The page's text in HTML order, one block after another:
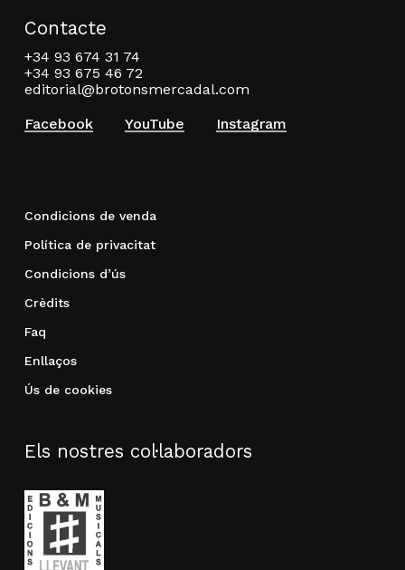
Contacte
+34 93 674 31 74
+34 93 675 46 72
editorial@brotonsmercadal.com
Facebook
YouTube Instagram
Condicions de venda
Política de privacitat
Condicions d’ús
Crèdits
Faq
Enllaços
Ús de cookies
Els nostres col·laboradors